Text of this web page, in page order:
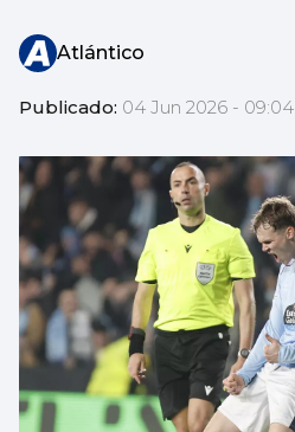
Atlántico
Publicado: 04 Jun 2026 - 09:04